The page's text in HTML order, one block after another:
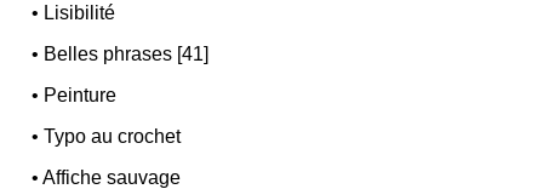
• Lisibilité
• Belles phrases [41]
• Peinture
•Typo au crochet
•Affiche sauvage